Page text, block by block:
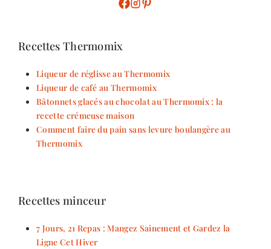
Recettes Thermomix
Liqueur de réglisse au Thermomix
Liqueur de café au Thermomix
Bâtonnets glacés au chocolat au Thermomix : la
recette crémeuse maison
Comment faire du pain sans levure boulangère au
Thermomix
Recettes minceur
7 Jours, 21 Repas : Mangez Sainement et Gardez la
Ligne Cet Hiver